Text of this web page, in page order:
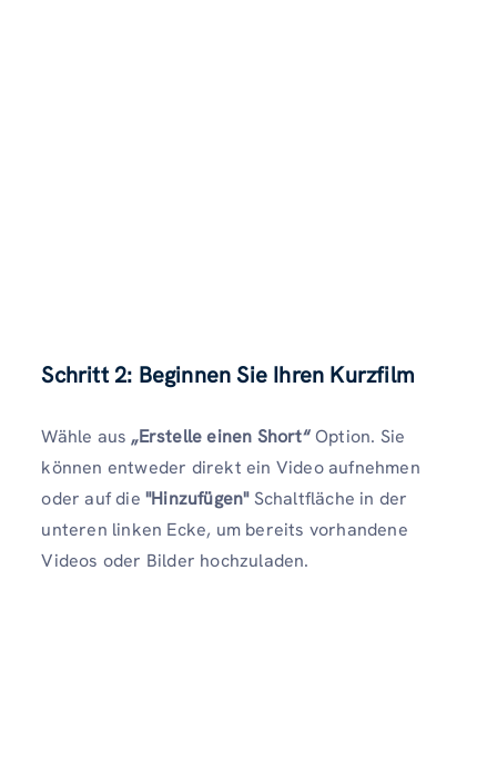
Schritt 2: Beginnen Sie Ihren Kurzfilm
Wähle aus „Erstelle einen Short“Option. Sie
können entweder direkt ein Video aufnehmen
oder auf die "Hinzufügen"Schaltfläche in der
unteren linken Ecke, um bereits vorhandene
Videos oder Bilder hochzuladen.